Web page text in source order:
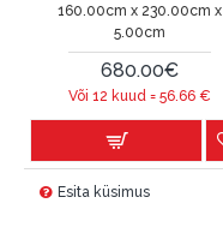
160.00cm x 230.00cm x
5.00cm
680.00€
Või 12 kuud =56.66 €
Esita küsimus